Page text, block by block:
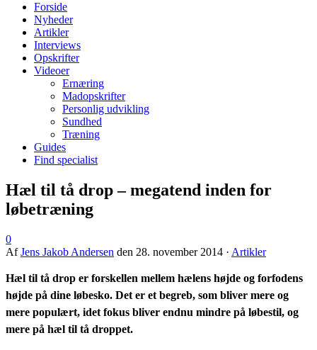
Forside
Nyheder
Artikler
Interviews
Opskrifter
Videoer
Ernæring
Madopskrifter
Personlig udvikling
Sundhed
Træning
Guides
Find specialist
Hæl til tå drop – megatend inden for
løbetræning
0
AfJens Jakob Andersen den 28. november 2014 · Artikler
Hæl til tå drop er forskellen mellem hælens højde og forfodens
højde på dine løbesko. Det er et begreb, som bliver mere og
mere populært, idet fokus bliver endnu mindre på løbestil, og
mere på hæl til tå droppet.